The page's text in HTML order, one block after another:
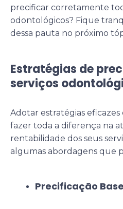
precificar corretamente
odontológicos? Fique
dessa pauta no próximo
Estratégias de
serviços
Adotar estratégias
fazer toda a diferença na
rentabilidade dos seus
algumas abordagens que
Precificação